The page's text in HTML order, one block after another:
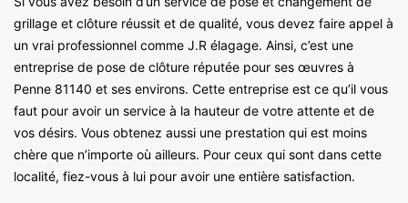
grillage et clôture réussit et de qualité, vous devez faire appel à
un vrai professionnel comme J.R élagage. Ainsi, c’est une
entreprise de pose de clôture réputée pour ses œuvres à
Penne 81140 et ses environs. Cette entreprise est ce qu’il vous
faut pour avoir un service à la hauteur de votre attente et de
vos désirs. Vous obtenez aussi une prestation qui est moins
chère que n’importe où ailleurs. Pour ceux qui sont dans cette
localité, fiez-vous à lui pour avoir une entière satisfaction.